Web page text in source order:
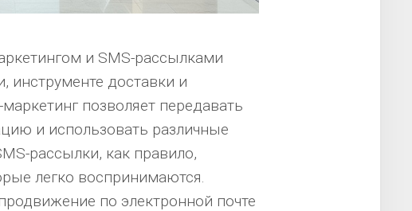
и SMS-рассылками
инструменте доставки и
позволяет передавать
и использовать различные
рассылки, как правило,
легко воспринимаются.
по электронной почте